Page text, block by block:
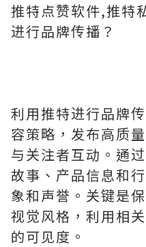
推特点赞软件,推特
进行品牌传播？
利用推特进行品牌
容策略，发布高质
与关注者互动。通
故事、产品信息和
象和声誉。关键是
视觉风格，利用相
的可见度。